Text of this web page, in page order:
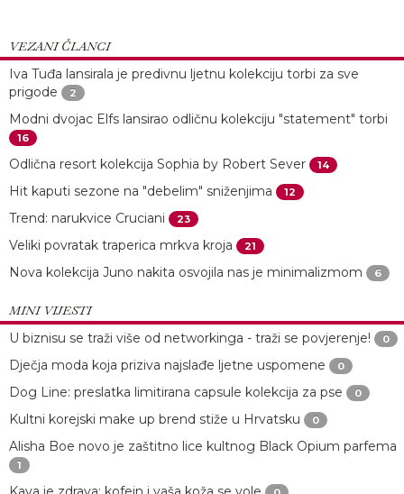
VEZANI ČLANCI
Iva Tuđa lansirala je predivnu ljetnu kolekciju torbi za sve
prigode
2
Modni dvojac Elfs lansirao odličnu kolekciju "statement" torbi
16
Odlična resort kolekcija Sophia by Robert Sever 14
Hit kaputi sezone na "debelim" sniženjima 12
Trend: narukvice Cruciani 23
Veliki povratak traperica mrkva kroja 21
Nova kolekcija Juno nakita osvojila nas je minimalizmom 6
MINI VIJESTI
U biznisu se traži više od networkinga - traži se povjerenje!
0
Dječja moda koja priziva najslađe ljetne uspomene 0
Dog Line: preslatka limitirana capsule kolekcija za pse 0
Kultni korejski make up brend stiže u Hrvatsku 0
Alisha Boe novo je zaštitno lice kultnog Black Opium parfema
1